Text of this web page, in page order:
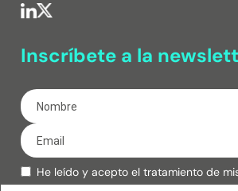
Inscríbete a la
He leído y acepto el tratamiento de